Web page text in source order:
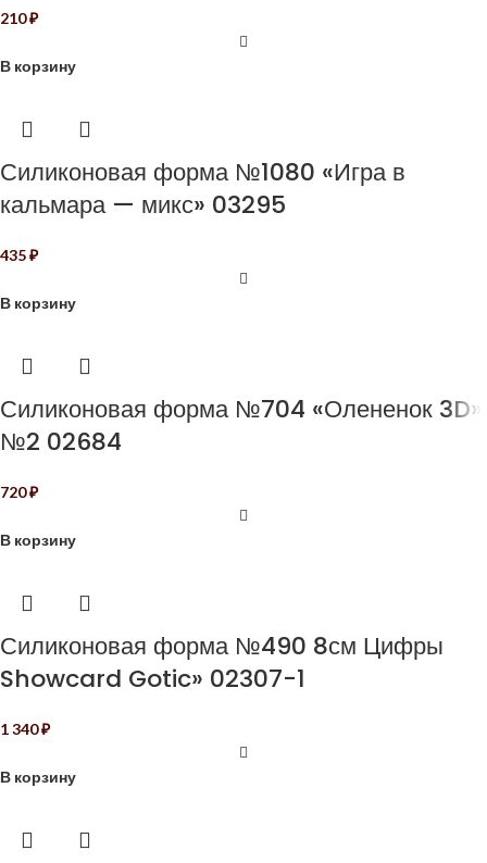
210₽
В корзину
Силиконовая форма №1080 «Игра в
кальмара — микс» 03295
435₽
В корзину
Силиконовая форма №704 «Олененок 3D»
№2 02684
720₽
В корзину
Силиконовая форма №490 8см Цифры
Showcard Gotic» 02307-1
1 340₽
В корзину